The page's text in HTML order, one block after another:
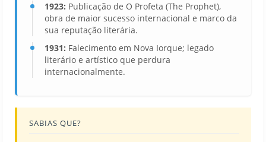
1923: Publicação de O Profeta (The Prophet),
obra de maior sucesso internacional e marco da
sua reputação literária.
1931: Falecimento em Nova Iorque; legado
literário e artístico que perdura
internacionalmente.
SABIAS QUE?